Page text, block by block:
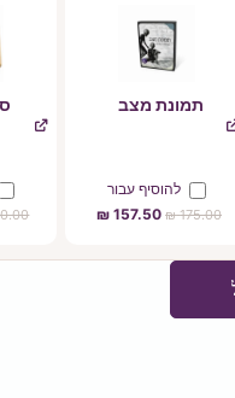
תמונת מצב
להוסיף⁦⁩ עבור
175.00
₪
157.50
₪